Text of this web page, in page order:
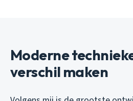
Moderne
verschil maken